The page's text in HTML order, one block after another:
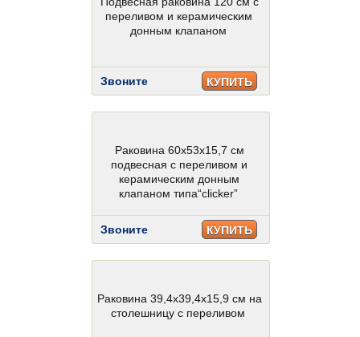
переливом и керамическим
донным клапаном
Звоните КУПИТЬ
Раковина 60х53х15,7 см
подвесная с переливом и
керамическим донным
клапаном типа“clicker”
Звоните КУПИТЬ
Раковина 39,4х39,4х15,9 см на
столешницу с переливом